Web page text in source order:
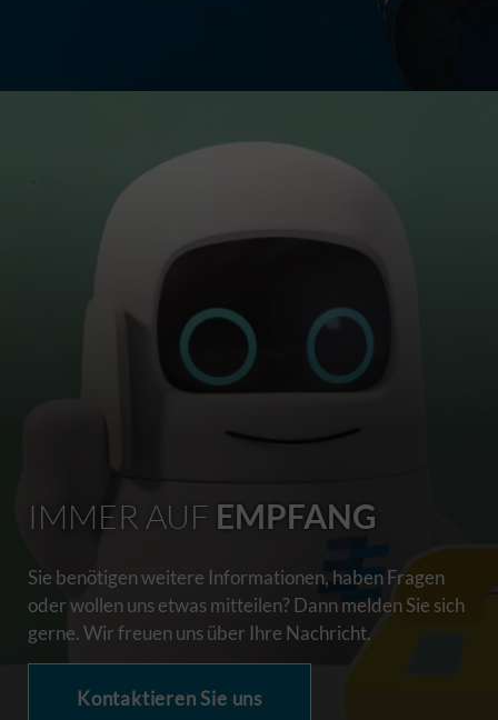
IMMER AUF EMPFANG
Sie benötigen weitere Informationen, haben Fragen
oder wollen uns etwas mitteilen? Dann melden Sie sich
gerne. Wir freuen uns über Ihre Nachricht.
Kontaktieren Sie uns